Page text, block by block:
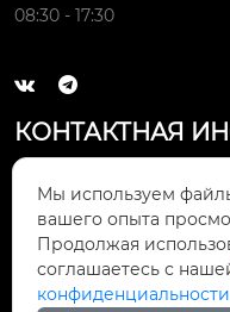
08:30 - 17:30
 
КОНТАКТНАЯ

Электронная

Адресс
Китай,
Мы используем
вашего опыта
Продолжая
соглашаетесь с